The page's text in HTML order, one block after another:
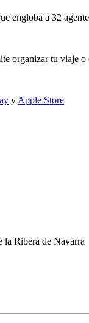
engloba a 32
organizar tu viaje o
y Apple Store
la Ribera de Navarra